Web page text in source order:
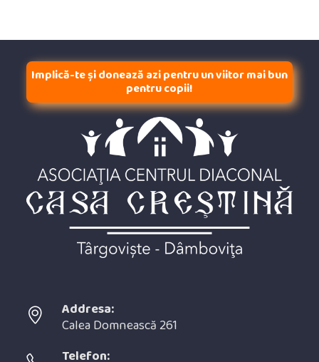
Implică-te și donează azi pentru un viitor mai bun
pentru copii!
Addresa:
Calea Domnească 261
Telefon: